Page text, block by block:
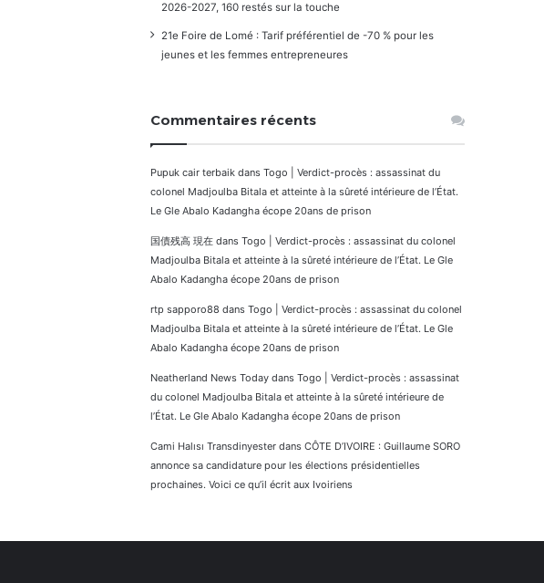
2026-2027, 160 restés sur la touche
21e Foire de Lomé : Tarif préférentiel de -70 % pour les
jeunes et les femmes entrepreneures
Commentaires récents
Pupuk cair terbaik dans Togo | Verdict-procès : assassinat du
colonel Madjoulba Bitala et atteinte à la sûreté intérieure de l’État.
Le Gle Abalo Kadangha écope 20ans de prison
国債残高 現在 dans Togo | Verdict-procès : assassinat du colonel
Madjoulba Bitala et atteinte à la sûreté intérieure de l’État. Le Gle
Abalo Kadangha écope 20ans de prison
rtp sapporo88 dans Togo | Verdict-procès : assassinat du colonel
Madjoulba Bitala et atteinte à la sûreté intérieure de l’État. Le Gle
Abalo Kadangha écope 20ans de prison
Neatherland News Today dans Togo | Verdict-procès : assassinat
du colonel Madjoulba Bitala et atteinte à la sûreté intérieure de
l’État. Le Gle Abalo Kadangha écope 20ans de prison
Cami Halısı Transdinyester dans CÔTE D’IVOIRE : Guillaume SORO
annonce sa candidature pour les élections présidentielles
prochaines. Voici ce qu’il écrit aux Ivoiriens